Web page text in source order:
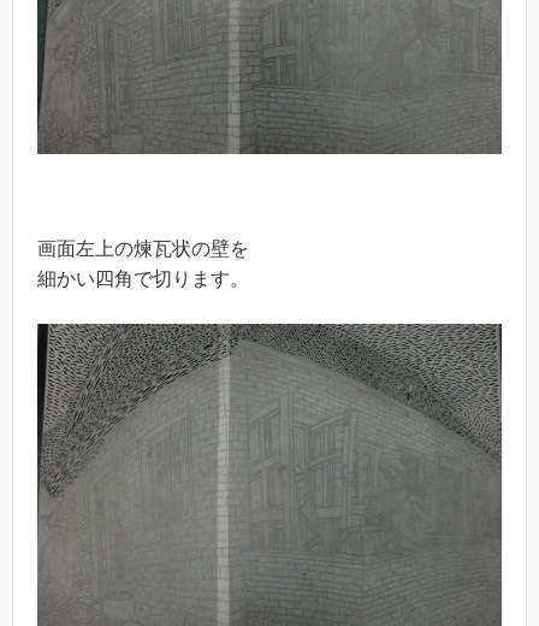
画面左上の煉瓦状の壁を
細かい四角で切ります。